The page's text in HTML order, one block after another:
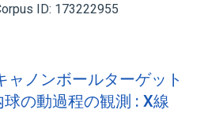
ID: 173222955
ャノンボールターゲット
球の動過程の観測 : X線